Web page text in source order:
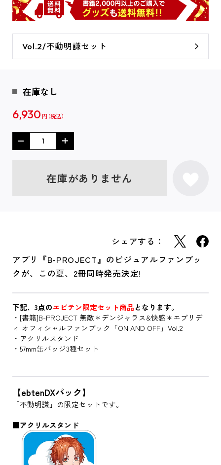
Vol.2/不動明謙セット
在庫なし
6,930 円
在庫がありません
シェアする：
アプリ『B-PROJECT』のビジュアルファンブッ
クが、この夏、2冊同時発売決定!
下記、3点のエビテン限定セット商品となります。
・[書籍]B-PROJECT 無敵＊デンジャラス&快感＊エブリデ
ィ オフィシャルファンブック「ON AND OFF」Vol.2
・アクリルスタンド
・57mm缶バッジ3種セット
【ebtenDXパック】
「不動明謙」の限定セットです。
■アクリルスタンド